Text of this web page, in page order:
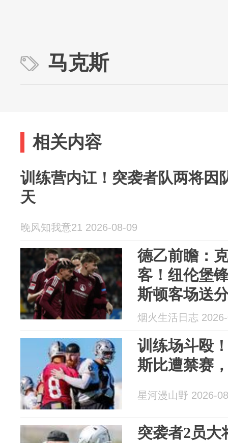
马克斯
相关内容
训练营内讧！突袭者队两将因
天
晚风知我意21 2026-08-09
德乙前瞻：
客！纽伦堡
斯顿客场送
烟火生活日志
训练场斗殴
斯比遭禁赛
星河漫山野 2026-
突袭者2员大